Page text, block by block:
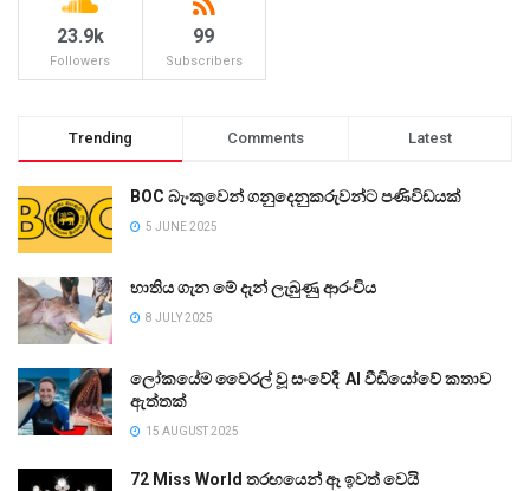
23.9k
Followers
99
Subscribers
Trending Comments Latest
BOC බැංකුවෙන් ගනුදෙනුකරුවන්ට පණිවිඩයක්
5 JUNE 2025
භාතිය ගැන මේ දැන් ලැබුණු ආරංචිය
8 JULY 2025
ලෝකයේම වෛරල් වූ සංවේදී AI වීඩියෝවේ කතාව
ඇත්තක්
15 AUGUST 2025
72 Miss World තරඟයෙන් ඈ ඉවත් වෙයි